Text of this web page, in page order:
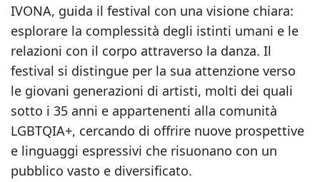
IVONA, guida il festival con una visione chiara:
esplorare la complessità degli istinti umani e le
relazioni con il corpo attraverso la danza. Il
festival si distingue per la sua attenzione verso
le giovani generazioni di artisti, molti dei quali
sotto i 35 anni e appartenenti alla comunità
LGBTQIA+, cercando di offrire nuove prospettive
e linguaggi espressivi che risuonano con un
pubblico vasto e diversificato.